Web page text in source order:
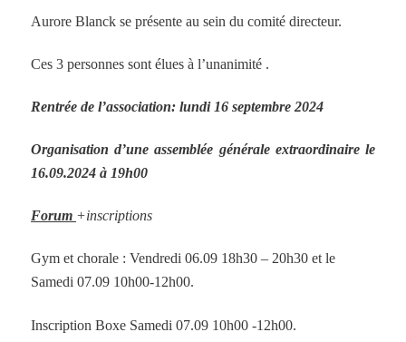
Aurore Blanck se présente au sein du comité directeur.
Ces 3 personnes sont élues à l’unanimité .
Rentrée de l’association: lundi 16 septembre 2024
Organisation d’une assemblée générale extraordinaire le
16.09.2024 à 19h00
Forum +inscriptions
Gym et chorale : Vendredi 06.09 18h30 – 20h30 et le
Samedi 07.09 10h00-12h00.
Inscription Boxe Samedi 07.09 10h00 -12h00.